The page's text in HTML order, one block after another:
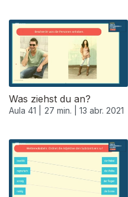
Was ziehst du an?
Aula 41 | 27 min. | 13 abr. 2021